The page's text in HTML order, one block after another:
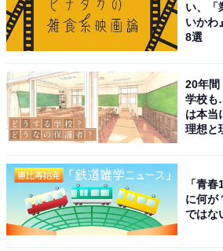
い、「
いかわ
8選
20年間
学校も
は本当
理想と
「青
に何が
ではな